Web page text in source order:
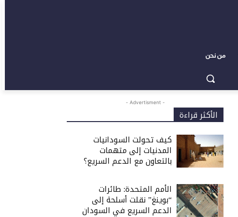
من نحن
- Advertisment -
الأكثر قراءة
كيف تحولت السودانيات
المدنيات إلى متهمات
بالتعاون مع الدعم السريع؟
الأمم المتحدة: طائرات
“بوينغ” نقلت أسلحة إلى
الدعم السريع في السودان